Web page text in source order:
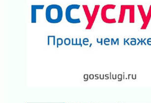
десантных войск
02 августа 2026
«Активное лето»
02 августа 2026